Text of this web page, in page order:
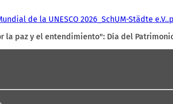
de la UNESCO 2026_SchUM-Städte
la paz y el entendimiento": Día del